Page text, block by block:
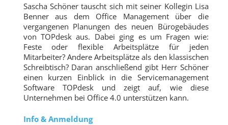
Sascha Schöner tauscht sich mit seiner Kollegin Lisa
Benner aus dem Office Management über die
vergangenen Planungen des neuen Bürogebäudes
von TOPdesk aus. Dabei ging es um Fragen wie:
Feste oder flexible Arbeitsplätze für jeden
Mitarbeiter? Andere Arbeitsplätze als den klassischen
Schreibtisch? Daran anschließend gibt Herr Schöner
einen kurzen Einblick in die Servicemanagement
Software TOPdesk und zeigt auf, wie diese
Unternehmen bei Office 4.0 unterstützen kann.
Info & Anmeldung